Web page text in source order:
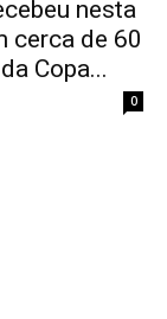
nesta
cerca de 60
Copa...
0